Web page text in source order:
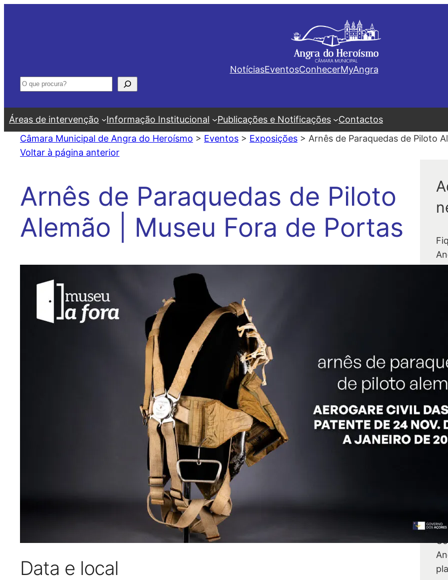
NotíciasEventosConhecerMyAngra
Pesquisar
Áreas de intervenção Informação Institucional Publicações e Notificações
Contactos
Câmara Municipal de Angra do Heroísmo > Eventos > Exposições > Arnês de Paraquedas de Piloto
Voltar à página anterior
Arnês de Paraquedas de Piloto
Alemão | Museu Fora de Portas
Data e local